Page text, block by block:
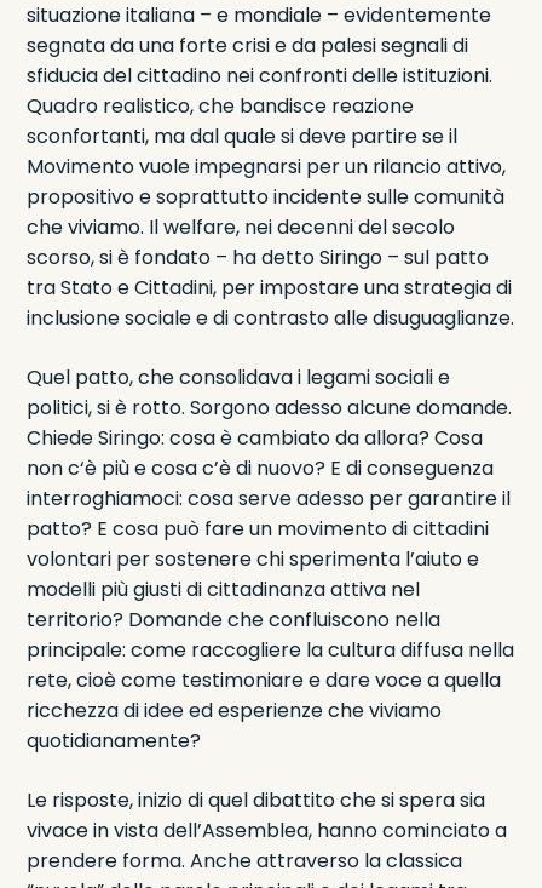
situazione italiana – e mondiale – evidentemente
segnata da una forte crisi e da palesi segnali di
sfiducia del cittadino nei confronti delle istituzioni.
Quadro realistico, che bandisce reazione
sconfortanti, ma dal quale si deve partire se il
Movimento vuole impegnarsi per un rilancio attivo,
propositivo e soprattutto incidente sulle comunità
che viviamo. Il welfare, nei decenni del secolo
scorso, si è fondato – ha detto Siringo – sul patto
tra Stato e Cittadini, per impostare una strategia di
inclusione sociale e di contrasto alle disuguaglianze.
Quel patto, che consolidava i legami sociali e
politici, si è rotto. Sorgono adesso alcune domande.
Chiede Siringo: cosa è cambiato da allora? Cosa
non c‘è più e cosa c’è di nuovo? E di conseguenza
interroghiamoci: cosa serve adesso per garantire il
patto? E cosa può fare un movimento di cittadini
volontari per sostenere chi sperimenta l’aiuto e
modelli più giusti di cittadinanza attiva nel
territorio? Domande che confluiscono nella
principale: come raccogliere la cultura diffusa nella
rete, cioè come testimoniare e dare voce a quella
ricchezza di idee ed esperienze che viviamo
quotidianamente?
Le risposte, inizio di quel dibattito che si spera sia
vivace in vista dell’Assemblea, hanno cominciato a
prendere forma. Anche attraverso la classica